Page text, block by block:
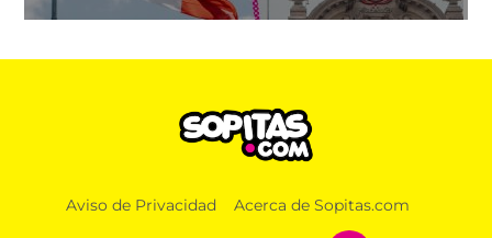
Aviso de Privacidad Acerca de Sopitas.com